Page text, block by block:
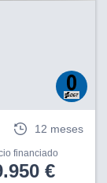
12 meses
financiado
€